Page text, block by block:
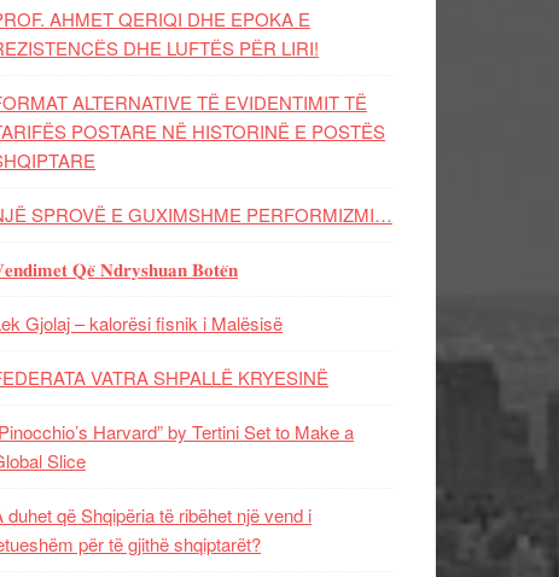
AHMET QERIQI DHE EPOKA E
DHE LUFTЁS PЁR LIRI!
ALTERNATIVE TË EVIDENTIMIT TË
POSTARE NË HISTORINË E POSTËS
SPROVË E GUXIMSHME PERFORMIZMI…
𝐐𝐞̈ 𝐍𝐝𝐫𝐲𝐬𝐡𝐮𝐚𝐧 𝐁𝐨𝐭𝐞̈𝐧
Gjolaj – kalorësi fisnik i Malësisë
VATRA SHPALLË KRYESINË
Harvard” by Tertini Set to Make a
Slice
duhet që Shqipëria të ribëhet një vend i
për të gjithë shqiptarët?